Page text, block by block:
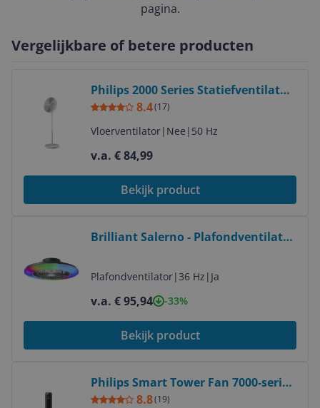
pagina.
Vergelijkbare of betere producten
Philips 2000 Series Statiefventilator
- Wit
8.4(17)
Vloerventilator| Nee | 50 Hz
v.a. € 84,99
Bekijk product
Brilliant Salerno - Plafondventilator
Dimbaar - 48.5 cm
Plafondventilator| 36 Hz | Ja
v.a. € 95,94 -33%
Bekijk product
Philips Smart Tower Fan 7000-serie
Zwart 22 dB 12 Snelheden
8.8(19)